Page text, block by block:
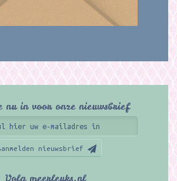
nu in voor onze nieuwsbrief
nieuwsbrief
Volg meerleuks.nl